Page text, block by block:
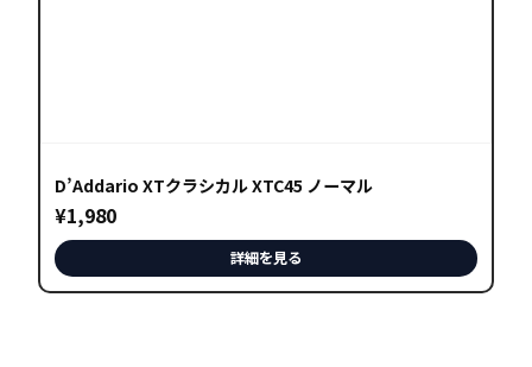
D’Addario XTクラシカル XTC45 ノーマル
¥1,980
詳細を見る